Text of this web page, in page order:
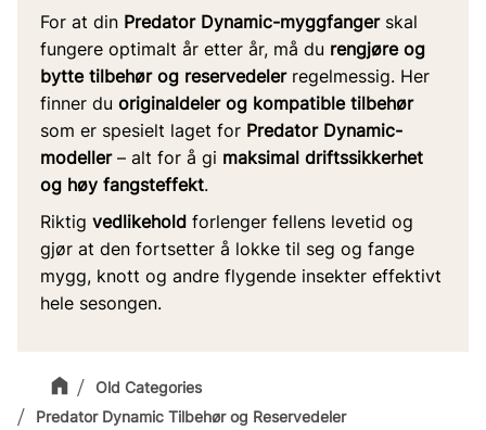
Old Categories
Predator Dynamic Tilbehør og Reservedeler
For at din Predator Dynamic-myggfangerskal
fungere optimalt år etter år, må du rengjøre og
bytte tilbehør og reservedelerregelmessig. Her
finner du originaldeler og kompatible tilbehør
som er spesielt laget for Predator Dynamic-
modeller– alt for å gi maksimal driftssikkerhet
og høy fangsteffekt.
Riktig vedlikeholdforlenger fellens levetid og
gjør at den fortsetter å lokke til seg og fange
mygg, knott og andre flygende insekter effektivt
hele sesongen.